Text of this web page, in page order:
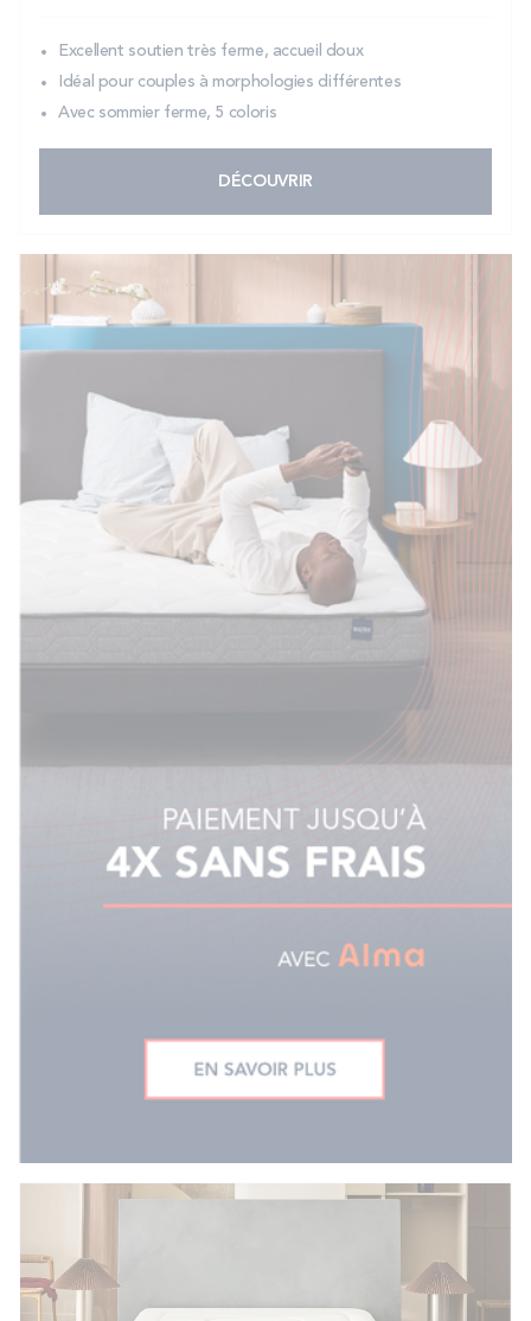
Excellent soutien très ferme, accueil doux
Idéal pour couples à morphologies différentes
Avec sommier ferme, 5 coloris
DÉCOUVRIR